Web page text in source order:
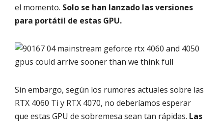
el momento. Solo se han lanzado las versiones
para portátil de estas GPU.
Sin embargo, según los rumores actuales sobre las
RTX 4060 Ti y RTX 4070, no deberíamos esperar
que estas GPU de sobremesa sean tan rápidas. Las